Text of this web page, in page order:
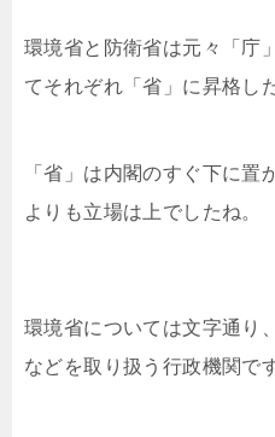
環境省と防衛省は元々「庁
てそれぞれ「省」に昇格し
「省」は内閣のすぐ下に置
よりも立場は上でしたね。
環境省については文字通り
などを取り扱う行政機関で